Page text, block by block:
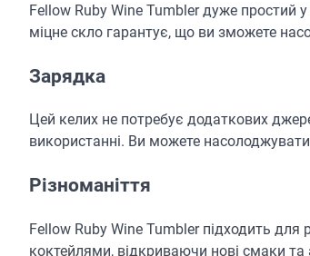
Fellow Ruby Wine Tumbler дуже простий
міцне скло гарантує, що ви зможете
Зарядка
Цей келих не потребує додаткових
використанні. Ви можете
Різноманіття
Fellow Ruby Wine Tumbler підходить
коктейлями, відкриваючи нові смаки